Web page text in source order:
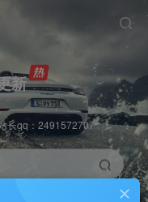
新
长qq：2491572707